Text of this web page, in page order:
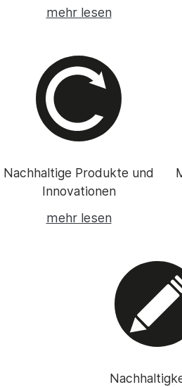
mehr lesen
Nachhaltige Produkte und
Innovationen
mehr lesen